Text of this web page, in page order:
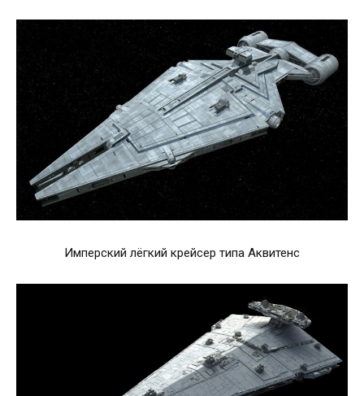
Имперский лёгкий крейсер типа Аквитенс